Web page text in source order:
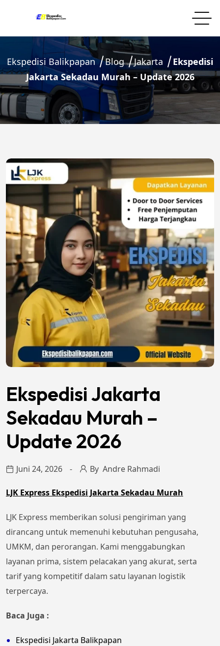
Ekspedisi Balikpapan Blog Jakarta
Ekspedisi
Jakarta Sekadau Murah – Update 2026
Ekspedisi Jakarta
Sekadau Murah –
Update 2026
Juni 24, 2026 By Andre Rahmadi
LJK Express Ekspedisi Jakarta Sekadau Murah
LJK Express memberikan solusi pengiriman yang
dirancang untuk memenuhi kebutuhan pengusaha,
UMKM, dan perorangan. Kami menggabungkan
layanan prima, sistem pelacakan yang akurat, serta
tarif yang kompetitif dalam satu layanan logistik
terpercaya.
Baca Juga :
Ekspedisi Jakarta Balikpapan